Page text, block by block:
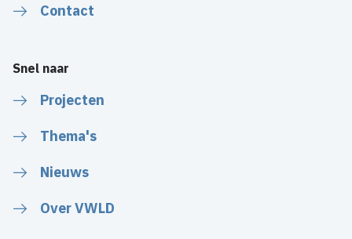
Contact
Snel naar
Projecten
Thema's
Nieuws
Over VWLD